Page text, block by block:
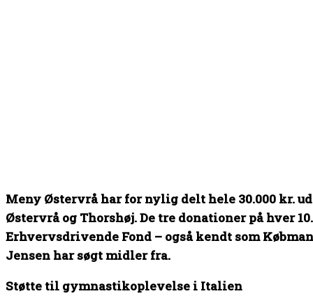
Meny Østervrå har for nylig delt hele 30.000 kr.
Østervrå og Thorshøj. De tre donationer på hver
Erhvervsdrivende Fond – også kendt som
Jensen har søgt midler fra.
Støtte til gymnastikoplevelse i Italien